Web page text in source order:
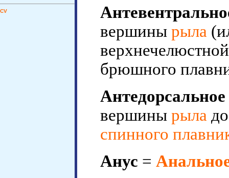
CV
вершины рыла
брюшного
Антедорсальное
вершины рыла
спинного
Анус =